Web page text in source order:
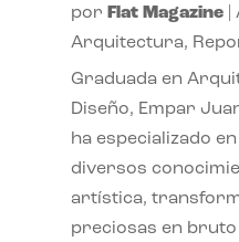
por Flat Magazine|
Arquitectura,
Graduada en
Diseño, Empar
ha especializado
diversos
artística,
preciosas en